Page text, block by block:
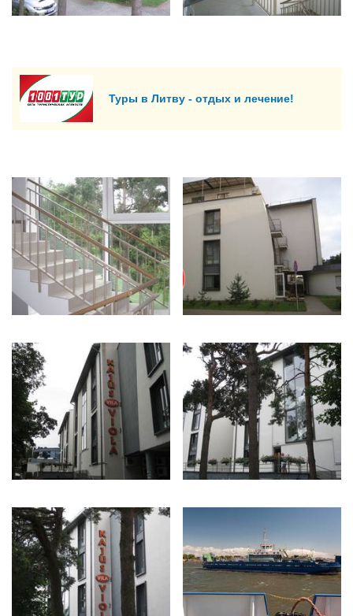
Туры в Литву - отдых и лечение!